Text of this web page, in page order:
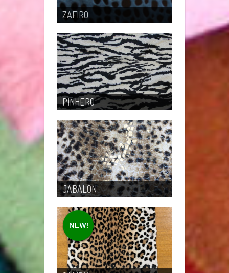
ZAFIRO
PINHERO
JABALON